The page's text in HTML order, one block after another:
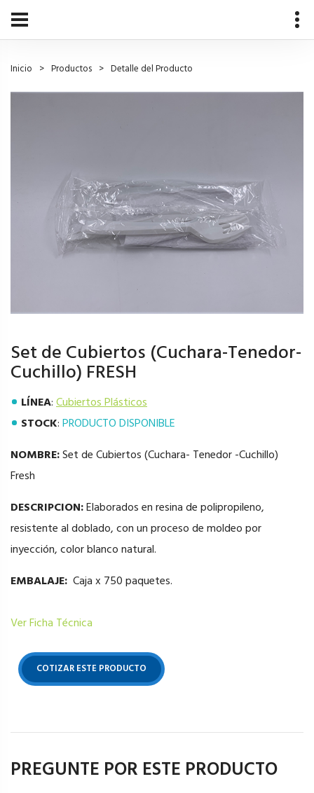
Inicio Productos Detalle del Producto
Set de Cubiertos (Cuchara-Tenedor-
Cuchillo) FRESH
LÍNEA:Cubiertos Plásticos
STOCK:PRODUCTO DISPONIBLE
NOMBRE:Set de Cubiertos (Cuchara- Tenedor -Cuchillo)
Fresh
DESCRIPCION:Elaborados en resina de polipropileno,
resistente al doblado, con un proceso de moldeo por
inyección, color blanco natural.
EMBALAJE: Caja x 750 paquetes.
Ver Ficha Técnica
COTIZAR ESTE PRODUCTO
PREGUNTE POR ESTE PRODUCTO